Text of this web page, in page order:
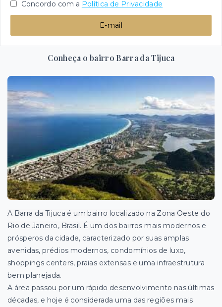
Concordo com a Política de Privacidade
E-mail
Conheça o bairro Barra da Tijuca
A Barra da Tijuca é um bairro localizado na Zona Oeste do
Rio de Janeiro, Brasil. É um dos bairros mais modernos e
prósperos da cidade, caracterizado por suas amplas
avenidas, prédios modernos, condomínios de luxo,
shoppings centers, praias extensas e uma infraestrutura
bem planejada.
A área passou por um rápido desenvolvimento nas últimas
décadas, e hoje é considerada uma das regiões mais